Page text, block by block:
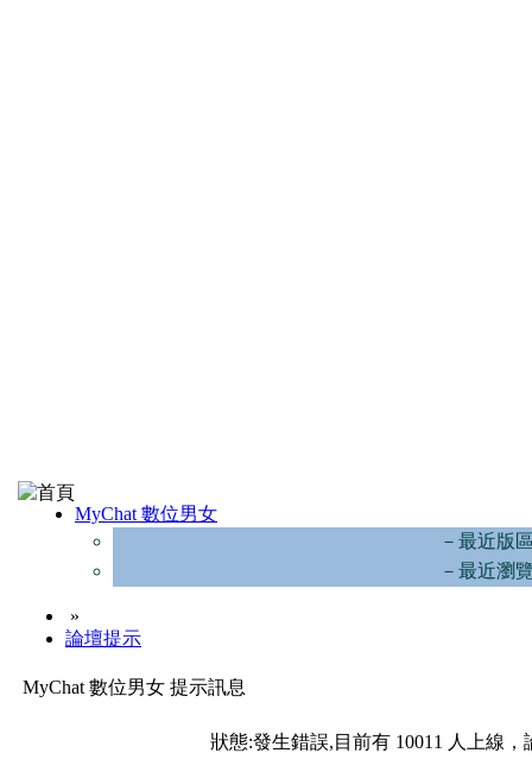
MyChat 數位男女
－最近版
－最近瀏
»
論壇提示
MyChat 數位男女 提示訊息
狀態:發生錯誤,目前有 10011 人上線